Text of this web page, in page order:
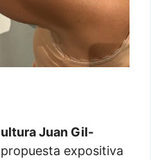
Juan Gil-
expositiva